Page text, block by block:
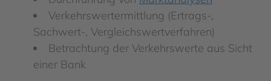
Verkehrswertermittlung (Ertrags-,
Sachwert-, Vergleichswertverfahren)
Betrachtung der Verkehrswerte aus Sicht
einer Bank